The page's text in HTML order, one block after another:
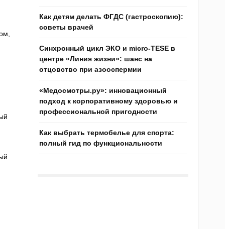
Как детям делать ФГДС (гастроскопию):
советы врачей
Синхронный цикл ЭКО и micro-TESE в
центре «Линия жизни»: шанс на
отцовство при азооспермии
«Медосмотры.ру»: инновационный
подход к корпоративному здоровью и
профессиональной пригодности
Как выбрать термобелье для спорта:
полный гид по функциональности